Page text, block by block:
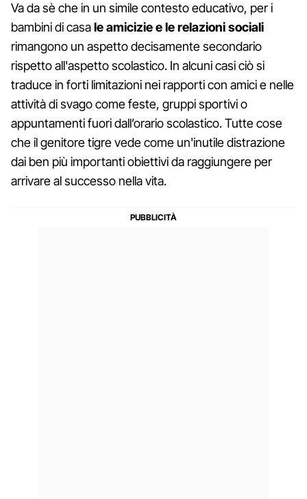
Va da sè che in un simile contesto educativo, per i
bambini di casale amicizie e le relazioni sociali
rimangono un aspetto decisamente secondario
rispetto all'aspetto scolastico. In alcuni casi ciò si
traduce in forti limitazioni nei rapporti con amici e nelle
attività di svago come feste, gruppi sportivi o
appuntamenti fuori dall’orario scolastico. Tutte cose
che il genitore tigre vede come un'inutile distrazione
dai ben più importanti obiettivi da raggiungere per
arrivare al successo nella vita.